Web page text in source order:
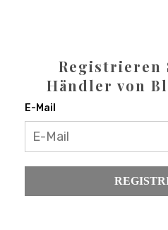
Registrieren
Händler von
E-Mail